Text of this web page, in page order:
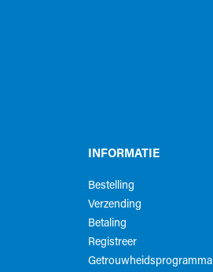
INFORMATIE
Bestelling
Verzending
Betaling
Registreer
Getrouwheidsprogramma